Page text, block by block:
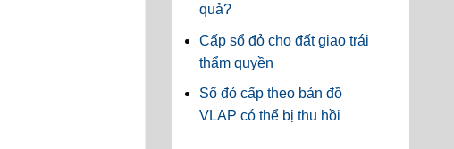
quả?
Cấp sổ đỏ cho đất giao trái
thẩm quyền
Sổ đỏ cấp theo bản đồ
VLAP có thể bị thu hồi